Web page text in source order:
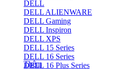
DELL
DELL ALIENWARE
DELL Gaming
DELL Inspiron
DELL XPS
DELL 15 Series
DELL 16 Series
DELL 16 Plus Series
Thêm